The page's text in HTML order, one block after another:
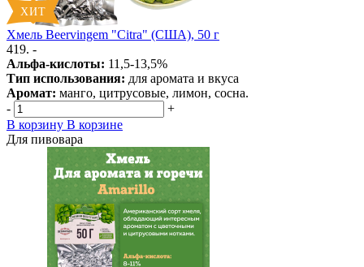
Хмель Beervingem "Citra" (США), 50 г
419. -
Альфа-кислоты: 11,5-13,5%
Тип использования: для аромата и вкуса
Аромат: манго, цитрусовые, лимон, сосна.
-
+
В корзину В корзине
Для пивовара